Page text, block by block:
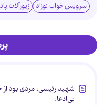
سرویس خواب نوزاد زیورآلات
شهید رئیسی، مردی بود
بی‌ادعا.